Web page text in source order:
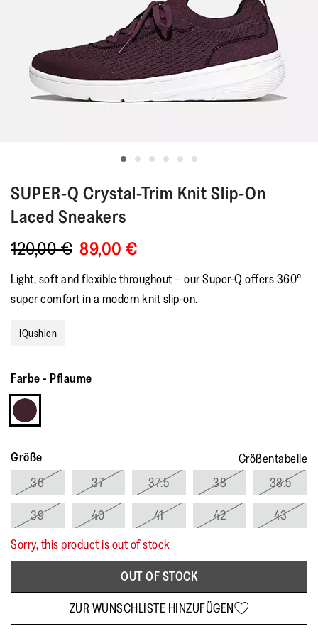
SUPER-Q Crystal-Trim Knit Slip-On
Laced Sneakers
120,00 € 89,00 €
Light, soft and flexible throughout – our Super-Q offers 360°
super comfort in a modern knit slip-on.
IQushion
Farbe- Pflaume
Größe
Größentabelle
36
37 37.5 38 38.5
39 40 41 42
43
Sorry, this product is out of stock
OUT OF STOCK
ZUR WUNSCHLISTE HINZUFÜGEN